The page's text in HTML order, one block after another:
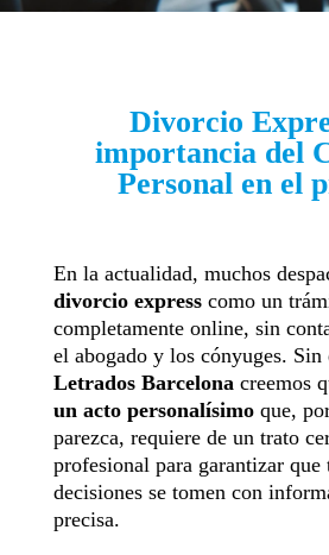
Divorcio
importancia del
Personal en el
En la actualidad, muchos
divorcio expresscomo un
completamente online, sin
el abogado y los cónyuges. Sin
Letrados Barcelonacreemos
un acto personalísimoque,
parezca, requiere de un trato
profesional para garantizar que
decisiones se tomen con
precisa.